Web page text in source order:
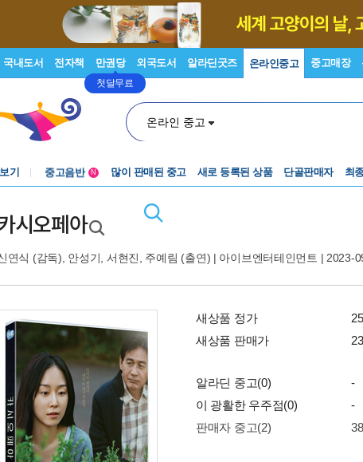
국내도서 전자책 만권당
첫달무료
외국도서 알라딘굿즈 온라인중고 중고매장
온라인 중고
기
중고음반
중고음반
N 많이 판매된 중고 새로 등록된 상품 단골판매자 최
시오페아
연식 (감독), 안성기 서현진 주예림 (출연) | 아이브엔터테인먼트 | 2023-
새상품 정가
새상품 판매가
알라딘 중고(0)
-
이 광활한 우주점(0)
-
판매자 중고(2)